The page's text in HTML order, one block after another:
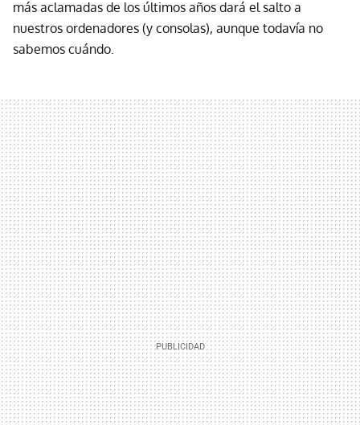
más aclamadas de los últimos años dará el salto a
nuestros ordenadores (y consolas), aunque todavía no
sabemos cuándo.